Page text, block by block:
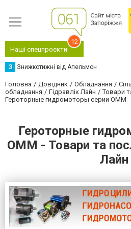
Наші спецпроєкти
12
З Знижкотижні від Апельмон
Головна Довідник Обладнання
обладнання
Гідравлік Лайн Товари
Героторные гидромоторы серии ОММ
Героторные
ОММ - Товари та
Лайн